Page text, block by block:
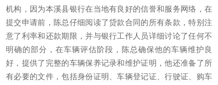
机构，因为本溪县银行在当地有良好的信誉和服务网络，在
提交申请前，陈总仔细阅读了贷款合同的所有条款，特别注
意了利率和还款期限，并与银行工作人员详细讨论了任何不
明确的部分，在车辆评估阶段，陈总确保他的车辆维护良
好，提供了完整的车辆保养记录和维护证明，他还准备了所
有必要的文件，包括身份证明、车辆登记证、行驶证、购车